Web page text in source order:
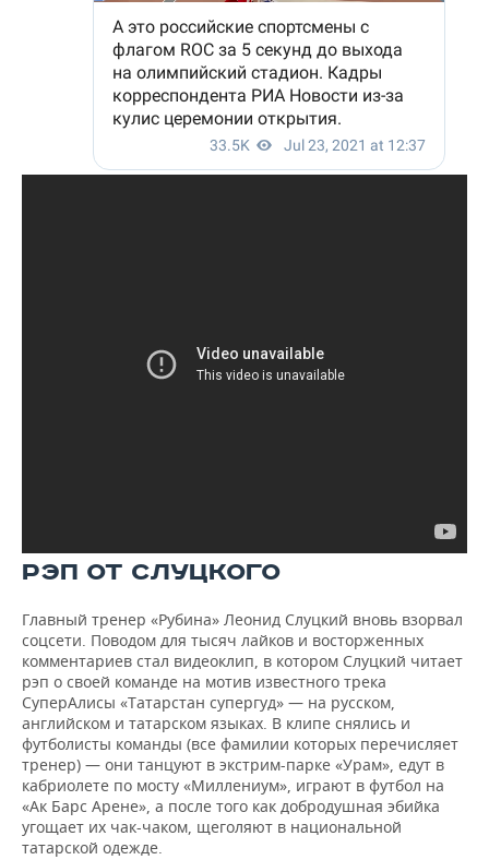
РЭП ОТ СЛУЦКОГО
Главный тренер «Рубина» Леонид Слуцкий вновь взорвал
соцсети. Поводом для тысяч лайков и восторженных
комментариев стал видеоклип, в котором Слуцкий читает
рэп о своей команде на мотив известного трека
СуперАлисы «Татарстан супергуд» — на русском,
английском и татарском языках. В клипе снялись и
футболисты команды (все фамилии которых перечисляет
тренер) — они танцуют в экстрим-парке «Урам», едут в
кабриолете по мосту «Миллениум», играют в футбол на
«Ак Барс Арене», а после того как добродушная эбийка
угощает их чак-чаком, щеголяют в национальной
татарской одежде.